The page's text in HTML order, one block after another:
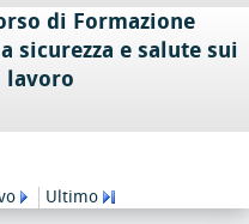
di Formazione
sicurezza e salute sui
lavoro
Ultimo